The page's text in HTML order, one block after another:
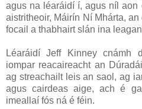
agus na léaráidí í, agus níl
aistritheoir, Máirín Ní Mhárta,
focail a thabhairt slán ina
Léaráidí Jeff Kinney cnámh
iompar reacaireacht an
ag streachailt leis an saol, ag
agus cairdeas aige, ach é
imeallaí fós ná é féin.